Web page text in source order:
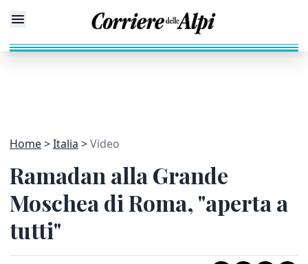
Home Italia Video
Ramadan alla Grande
Moschea di Roma, "aperta a
tutti"